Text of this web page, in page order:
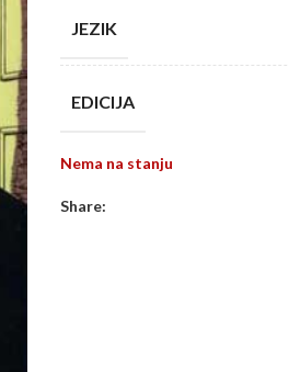
JEZIK
EDICIJA
Nema na stanju
Share: